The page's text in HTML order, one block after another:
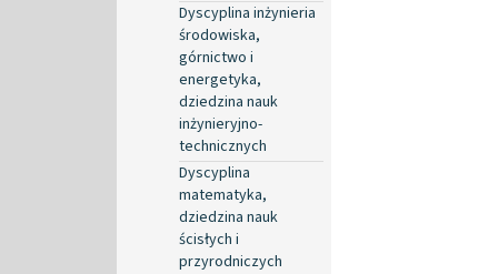
Dyscyplina inżynieria
środowiska,
górnictwo i
energetyka,
dziedzina nauk
inżynieryjno-
technicznych
Dyscyplina
matematyka,
dziedzina nauk
ścisłych i
przyrodniczych